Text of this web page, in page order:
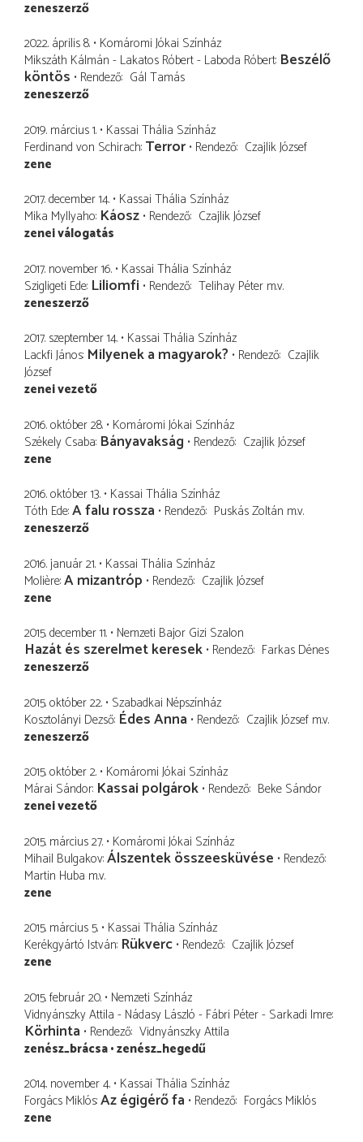
zeneszerző
2022. április 8. Komáromi Jókai Színház
Mikszáth Kálmán - Lakatos Róbert - Laboda Róbert Beszélő
köntös Rendező Gál Tamás
zeneszerző
2019. március 1. Kassai Thália Színház
Ferdinand von Schirach Terror Rendező Czajlik József
zene
2017. december 14. Kassai Thália Színház
Mika Myllyaho Káosz Rendező Czajlik József
zenei válogatás
2017. november 16. Kassai Thália Színház
Szigligeti Ede Liliomfi Rendező Telihay Péter m.v.
zeneszerző
2017. szeptember 14. Kassai Thália Színház
Lackfi János Milyenek a magyarok? Rendező Czajlik
József
zenei vezető
2016. október 28. Komáromi Jókai Színház
Székely Csaba Bányavakság Rendező Czajlik József
zene
2016. október 13. Kassai Thália Színház
Tóth Ede A falu rossza Rendező Puskás Zoltán m.v.
zeneszerző
2016. január 21. Kassai Thália Színház
Molière A mizantróp Rendező Czajlik József
zene
2015. december 11. Nemzeti Bajor Gizi Szalon
Hazát és szerelmet keresek Rendező Farkas Dénes
zeneszerző
2015. október 22. Szabadkai Népszínház
Kosztolányi Dezső Édes Anna Rendező Czajlik József m.v.
zeneszerző
2015. október 2. Komáromi Jókai Színház
Márai Sándor Kassai polgárok Rendező Beke Sándor
zenei vezető
2015. március 27. Komáromi Jókai Színház
Mihail Bulgakov Álszentek összeesküvése Rendező
Martin Huba m.v.
zene
2015. március 5. Kassai Thália Színház
Kerékgyártó István Rükverc Rendező Czajlik József
zene
2015. február 20. Nemzeti Színház
Vidnyánszky Attila - Nádasy László - Fábri Péter - Sarkadi Imre
Körhinta Rendező Vidnyánszky Attila
zenész_brácsa zenész_hegedű
2014. november 4. Kassai Thália Színház
Forgács Miklós Az égigérő fa Rendező Forgács Miklós
zene